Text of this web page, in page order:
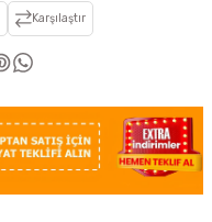
Karşılaştır